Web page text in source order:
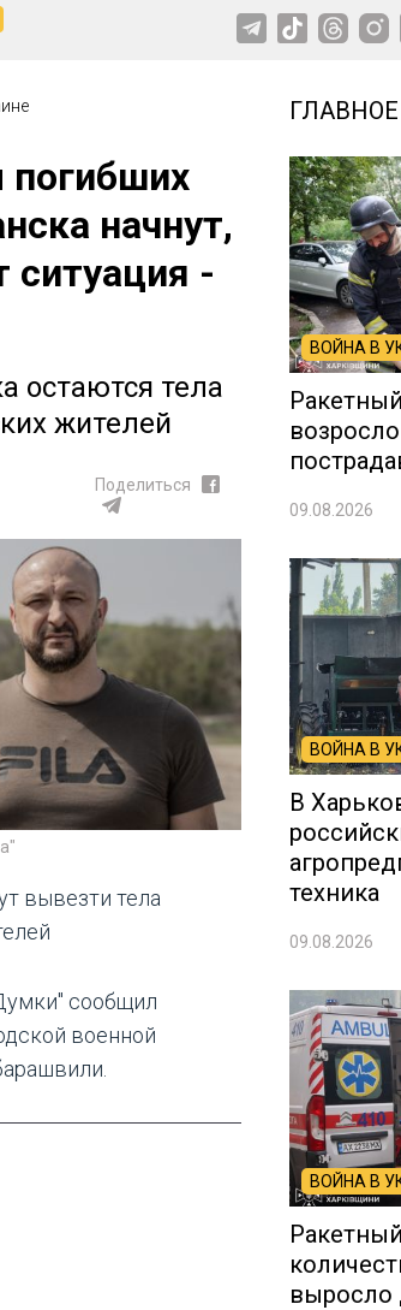
погибших
начнут,
ситуация -
остаются тела
жителей
Поделиться
вывезти тела
сообщил
военной
ГЛАВНОЕ
ВОЙНА В
09.08.2026
ВОЙНА В
В
техника
09.08.2026
ВОЙНА В
выросло